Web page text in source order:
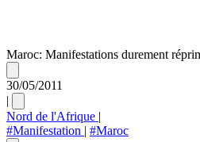
Maroc: Manifestations durement
30/05/2011
|
Nord de l'Afrique |
#Manifestation | #Maroc